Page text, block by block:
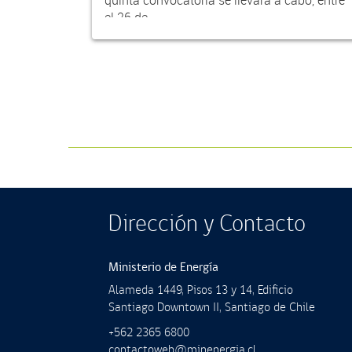
el 26 de...
Dirección y Contacto
Ministerio de Energía
Alameda 1449, Pisos 13 y 14, Ediﬁcio
Santiago Downtown II, Santiago de Chile
+562 2365 6800